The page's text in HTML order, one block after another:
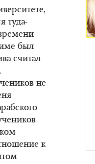
туда-
был
считал
не
к